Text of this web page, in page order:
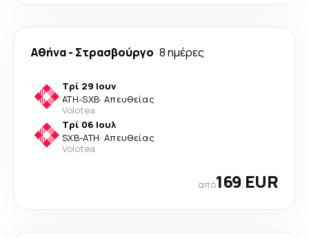
Αθήνα- Στρασβούργο 8 ημέρες
Τρί 29 Ιουν
ATH-SXB· Απευθείας
Volotea
Τρί 06 Ιουλ
SXB-ATH· Απευθείας
Volotea
από169 EUR